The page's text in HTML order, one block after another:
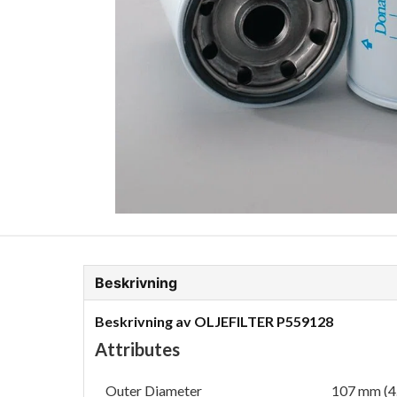
Fordonskem
Motorolja tunga fordon
Beskrivning
Beskrivning av OLJEFILTER P559128
Attributes
Outer Diameter 107 mm